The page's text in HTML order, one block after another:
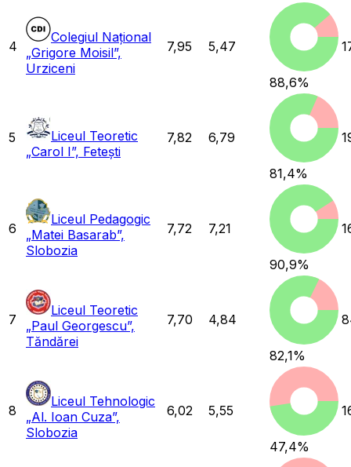
4
Colegiul Național
„Grigore Moisil”,
Urziceni
7,95 5,47
88,6%
5
Liceul Teoretic
„Carol I”, Fetești
7,82 6,79
81,4%
6
Liceul Pedagogic
„Matei Basarab”,
Slobozia
7,72 7,21
90,9%
7
Liceul Teoretic
„Paul Georgescu”,
Tăndărei
7,70 4,84
82,1%
8
Liceul Tehnologic
„Al. Ioan Cuza”,
Slobozia
6,02 5,55
47,4%